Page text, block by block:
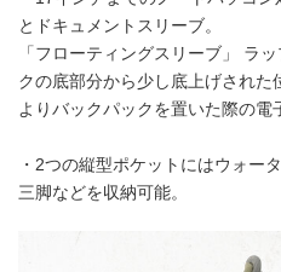
とドキュメントスリーブ。
「フローティングスリーブ」 ラ
クの底部分から少し底上げされた
よりバックパックを置いた際の電
・2つの縦型ポケットにはウォー
三脚などを収納可能。